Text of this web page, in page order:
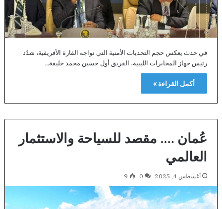
في حدث يعكس حجم التحديات الأمنية التي تواجه القارة الأفريقية، شدّد
رئيس جهاز المخابرات الليبية، الفريق أول حسين محمد خليفة…
أكمل القراءة »
عُمان …. مقصد للسياحة والاستثمار
العالمي
أغسطس 4, 2025 0
9